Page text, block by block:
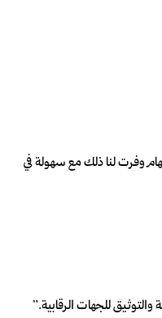
وفرت لنا ذلك مع سهولة في
والتوثيق للجهات الرقابية.”